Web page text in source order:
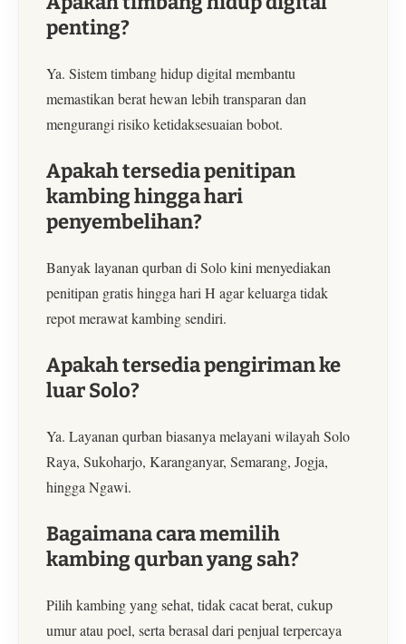
penting?
Ya. Sistem timbang hidup digital membantu
memastikan berat hewan lebih transparan dan
mengurangi risiko ketidaksesuaian bobot.
Apakah tersedia penitipan
kambing hingga hari
penyembelihan?
Banyak layanan qurban di Solo kini menyediakan
penitipan gratis hingga hari H agar keluarga tidak
repot merawat kambing sendiri.
Apakah tersedia pengiriman ke
luar Solo?
Ya. Layanan qurban biasanya melayani wilayah Solo
Raya, Sukoharjo, Karanganyar, Semarang, Jogja,
hingga Ngawi.
Bagaimana cara memilih
kambing qurban yang sah?
Pilih kambing yang sehat, tidak cacat berat, cukup
umur atau poel, serta berasal dari penjual terpercaya